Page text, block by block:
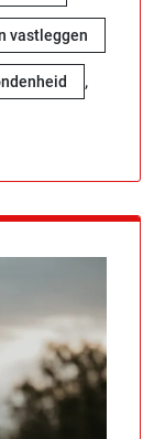
vastleggen
,